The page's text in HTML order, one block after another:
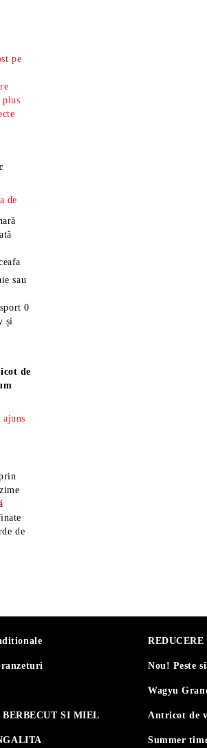
pe
plus
de
sau
0
și
de
de
BERBECUT SI MIEL
Nou! Peste
Wagyu
Antricot de
Summer